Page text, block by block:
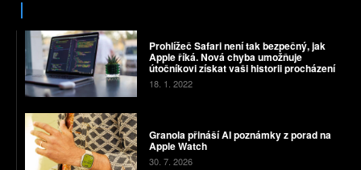
Prohlížeč Safari není tak bezpečný, jak
Apple říká. Nová chyba umožňuje
útočníkovi získat vaši historii procházení
18. 1. 2022
Granola přináší AI poznámky z porad na
Apple Watch
30. 7. 2026